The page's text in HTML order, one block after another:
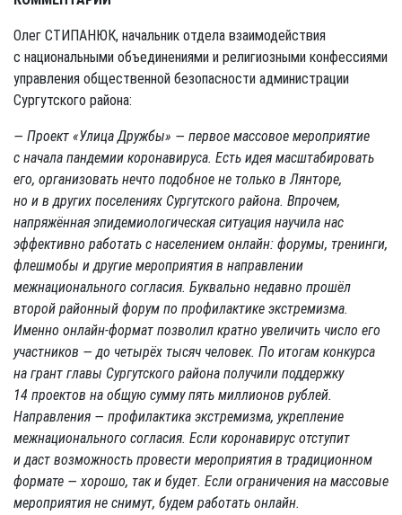
Олег СТИПАНЮК, начальник отдела взаимодействия
с национальными объединениями и религиозными конфессиями
управления общественной безопасности администрации
Сургутского района:
— Проект «Улица Дружбы» — первое массовое мероприятие
с начала пандемии коронавируса. Есть идея масштабировать
его, организовать нечто подобное не только в Лянторе,
но и в других поселениях Сургутского района. Впрочем,
напряжённая эпидемиологическая ситуация научила нас
эффективно работать с населением онлайн: форумы, тренинги,
флешмобы и другие мероприятия в направлении
межнационального согласия. Буквально недавно прошёл
второй районный форум по профилактике экстремизма.
Именно онлайн-формат позволил кратно увеличить число его
участников — до четырёх тысяч человек. По итогам конкурса
на грант главы Сургутского района получили поддержку
14 проектов на общую сумму пять миллионов рублей.
Направления — профилактика экстремизма, укрепление
межнационального согласия. Если коронавирус отступит
и даст возможность провести мероприятия в традиционном
формате — хорошо, так и будет. Если ограничения на массовые
мероприятия не снимут, будем работать онлайн.